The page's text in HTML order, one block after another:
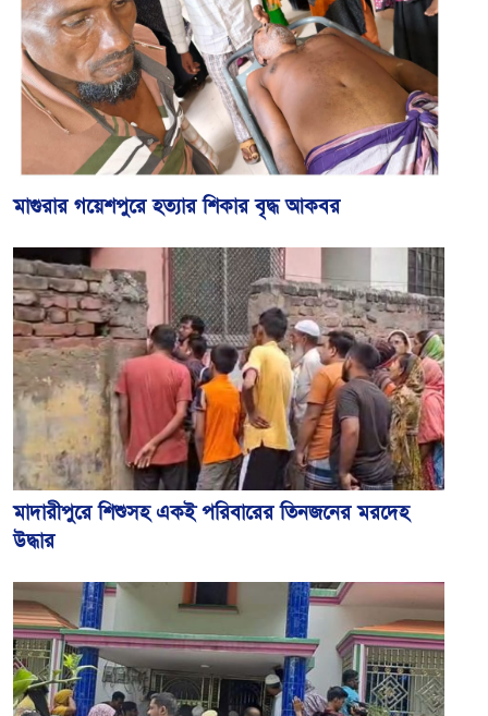
মাগুরার গয়েশপুরে হত্যার শিকার বৃদ্ধ আকবর
মাদারীপুরে শিশুসহ একই পরিবারের তিনজনের মরদেহ
উদ্ধার